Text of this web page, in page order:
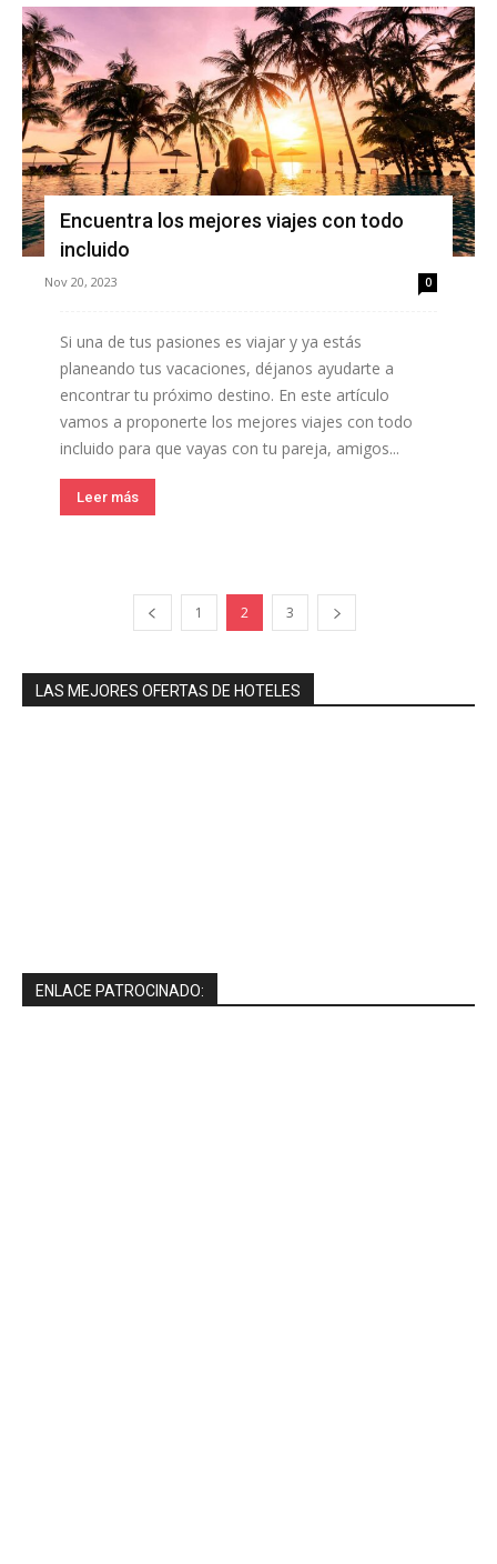
Encuentra los mejores viajes con todo
incluido
Nov 20, 2023 0
Si una de tus pasiones es viajar y ya estás
planeando tus vacaciones, déjanos ayudarte a
encontrar tu próximo destino. En este artículo
vamos a proponerte los mejores viajes con todo
incluido para que vayas con tu pareja, amigos...
Leer más
1 2 3
LAS MEJORES OFERTAS DE HOTELES
ENLACE PATROCINADO: